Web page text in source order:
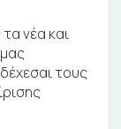
νέα και
τους